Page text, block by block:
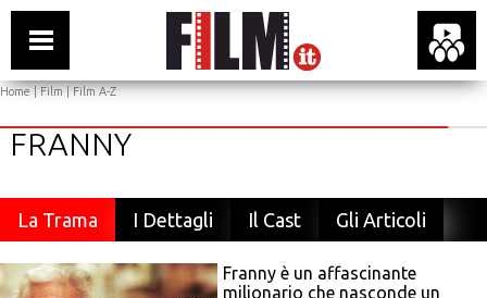
Home|Film|Film A-Z
FRANNY
La Trama I Dettagli Il Cast Gli Articoli
Franny è un affascinante
milionario che nasconde un